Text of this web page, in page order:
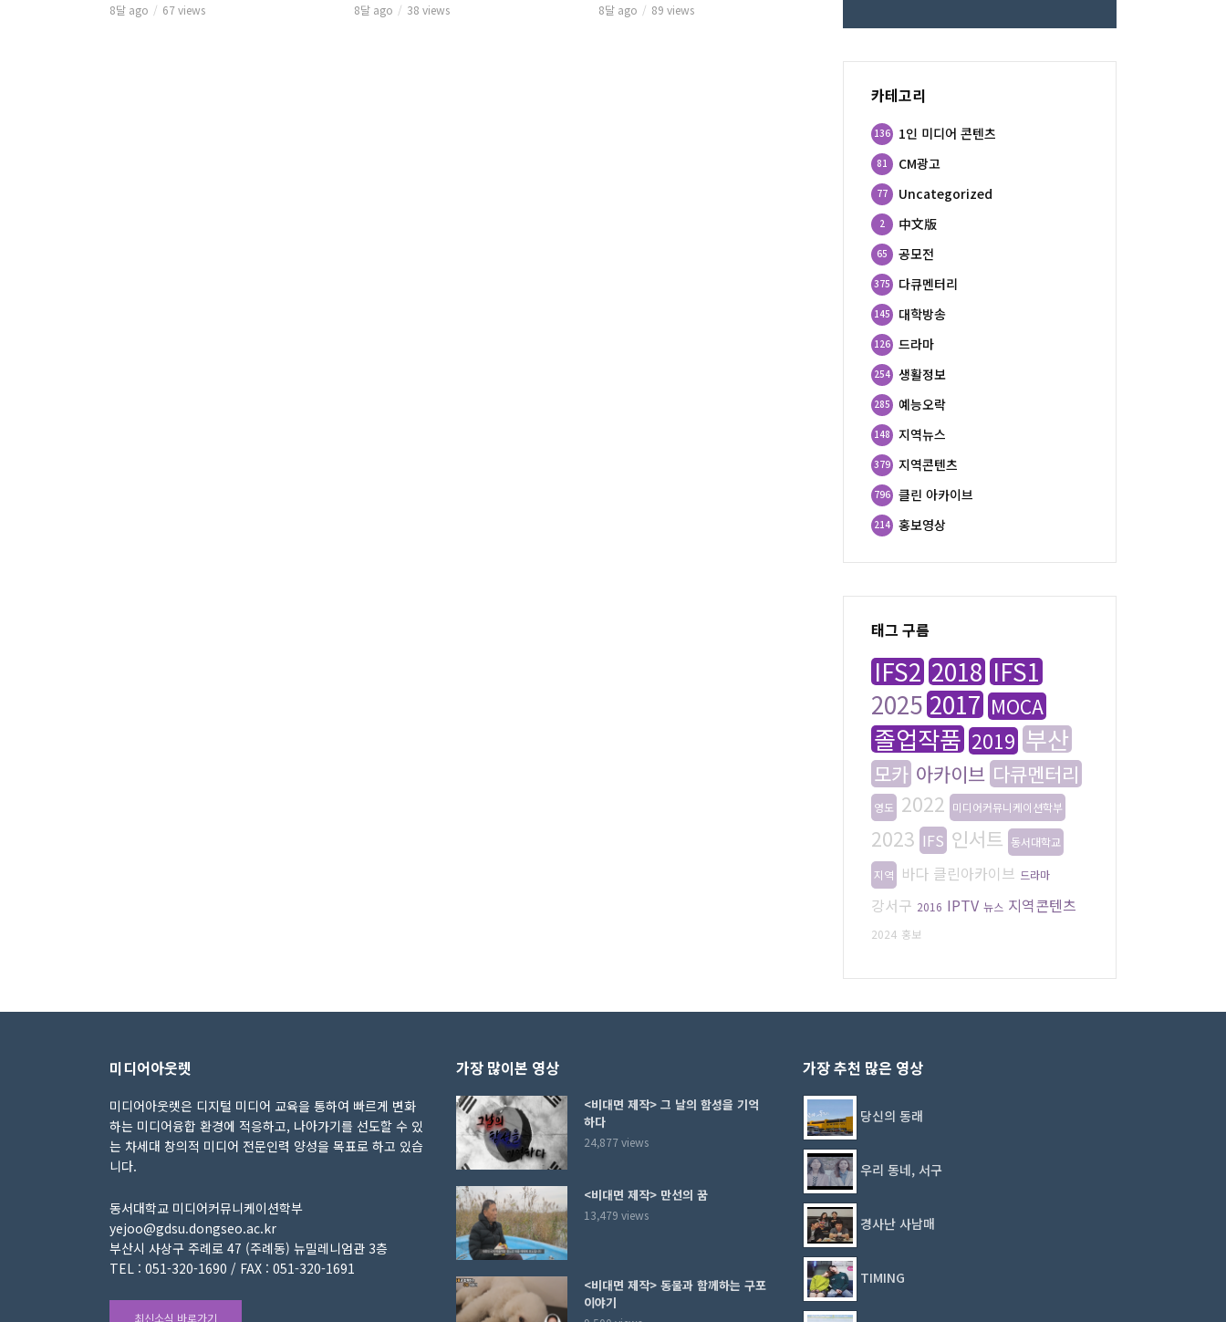
8달 ago 67 views 8달 ago 38 views 8달 ago 89 views
카테고리
1인 미디어 콘텐츠
136
CM광고
81
Uncategorized
77
中文版
2
공모전
65
다큐멘터리
375
대학방송
145
드라마
126
생활정보
254
예능오락
285
지역뉴스
148
지역콘텐츠
379
클린 아카이브
796
홍보영상
214
태그 구름
IFS2 2018 IFS1
2025 2017 MOCA
졸업작품 2019 부산
모카 아카이브 다큐멘터리
영도 2022 미디어커뮤니케이션학부
2023 IFS 인서트 동서대학교
지역 바다 클린아카이브 드라마
강서구 2016 IPTV 뉴스 지역콘텐츠
2024 홍보
미디어아웃렛
미디어아웃렛은 디지털 미디어 교육을 통하여 빠르게 변화
하는 미디어융합 환경에 적응하고, 나아가기를 선도할 수 있
는 차세대 창의적 미디어 전문인력 양성을 목표로 하고 있습
니다.
동서대학교 미디어커뮤니케이션학부
yejoo@gdsu.dongseo.ac.kr
부산시 사상구 주례로 47 (주례동) 뉴밀레니엄관 3층
TEL : 051-320-1690 / FAX : 051-320-1691
최신소식 바로가기
가장 많이본 영상
<비대면 제작> 그 날의 함성을 기억
하다
24,877 views
<비대면 제작> 만선의 꿈
13,479 views
<비대면 제작> 동물과 함께하는 구포
이야기
가장 추천 많은 영상
당신의 동래
우리 동네, 서구
경사난 사남매
TIMING